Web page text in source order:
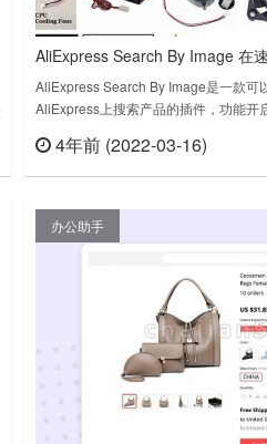
AliExpress Search By Image 在
AliExpress Search By Image是一款可
AliExpress上搜索产品的插件，功能开
Image”选项，操作即可。像下图这样
定向到alise……
4年前 (2022-03-16)
办公助手